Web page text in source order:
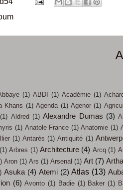
(1) ABDI (1) Académie (1)
Khans (1) Agenda (1) Agenor (1)
(1) Aldred (1) Alexandre Dumas (3)
(1) Anatole France (1) Anatomie (1)
(1) Antarès (1) Antiquité (1)
(1) Arbres (1) Architecture (4) Arcq (1)
Aron (1) Ars (1) Arsenal (1) Art (7)
Asuka (4) Atemi (2) Atlas (13)
(6) Avonto (1) Badie (1) Baker (1)